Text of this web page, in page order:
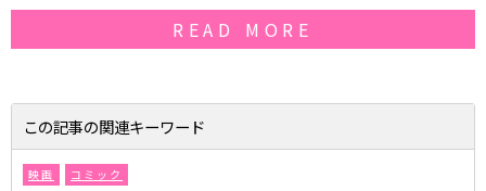
READ MORE
この記事の関連キーワード
映画 コミック